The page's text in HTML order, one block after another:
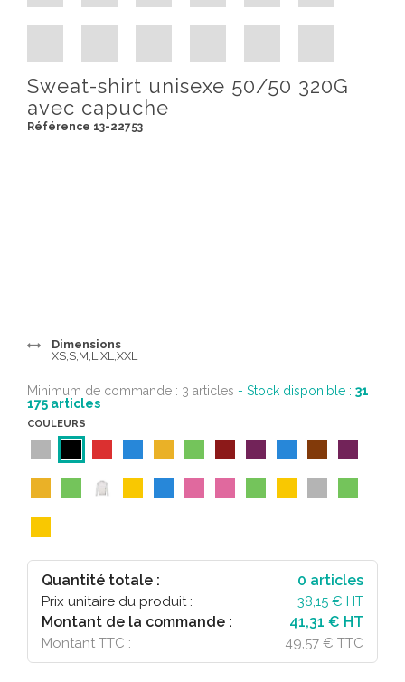
Sweat-shirt unisexe 50/50 320G
avec capuche
Référence 13-22753
Dimensions
XS,S,M,L,XL,XXL
Minimum de commande : 3 articles - Stock disponible : 31
175 articles
COULEURS
Quantité totale : 0 articles
Prix unitaire du produit : 38,15 € HT
Montant de la commande : 41,31 € HT
Montant TTC : 49,57 € TTC